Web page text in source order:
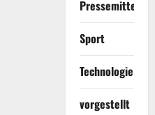
Sport
Technologie
vorgestellt